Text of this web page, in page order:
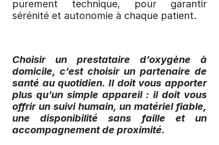
purement technique, pour garantir
sérénité et autonomie à chaque patient.
Choisir un prestataire d’oxygène à
domicile, c’est choisir un partenaire de
santé au quotidien. Il doit vous apporter
plus qu’un simple appareil : il doit vous
offrir un suivi humain, un matériel fiable,
une disponibilité sans faille et un
accompagnement de proximité.